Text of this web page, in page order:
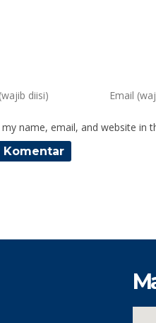
my name, email, and website in